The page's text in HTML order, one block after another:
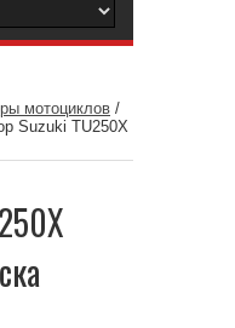
мотоциклов /
Suzuki TU250X